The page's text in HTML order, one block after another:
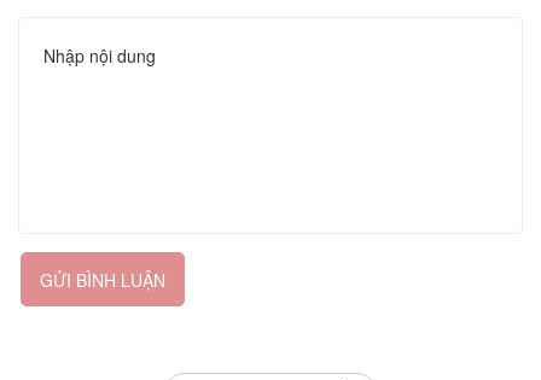
GỬI BÌNH LUẬN